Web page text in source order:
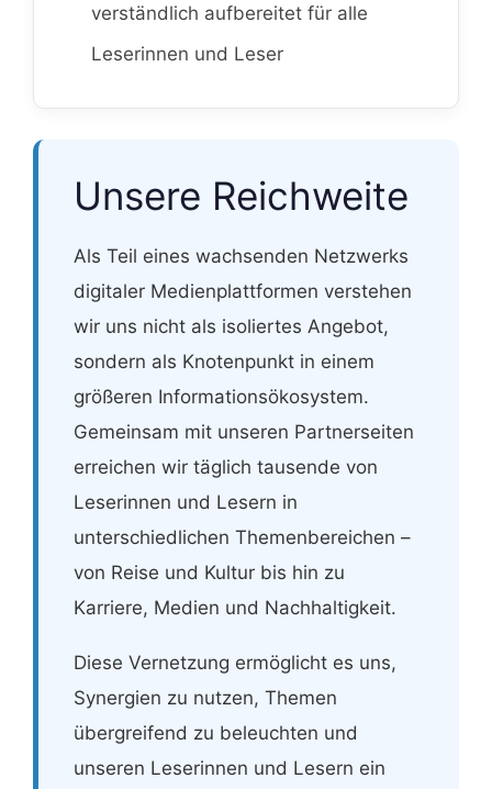
verständlich aufbereitet für alle
Leserinnen und Leser
Unsere Reichweite
Als Teil eines wachsenden Netzwerks
digitaler Medienplattformen verstehen
wir uns nicht als isoliertes Angebot,
sondern als Knotenpunkt in einem
größeren Informationsökosystem.
Gemeinsam mit unseren Partnerseiten
erreichen wir täglich tausende von
Leserinnen und Lesern in
unterschiedlichen Themenbereichen –
von Reise und Kultur bis hin zu
Karriere, Medien und Nachhaltigkeit.
Diese Vernetzung ermöglicht es uns,
Synergien zu nutzen, Themen
übergreifend zu beleuchten und
unseren Leserinnen und Lesern ein